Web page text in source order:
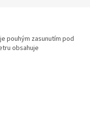
pouhým zasunutím pod
obsahuje